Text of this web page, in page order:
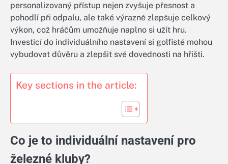
personalizovaný přístup nejen zvyšuje přesnost a
pohodlí při odpalu, ale také výrazně zlepšuje celkový
výkon, což hráčům umožňuje naplno si užít hru.
Investicí do individuálního nastavení si golfisté mohou
vybudovat důvěru a zlepšit své dovednosti na hřišti.
Key sections in the article:
Co je to individuální nastavení pro
železné kluby?